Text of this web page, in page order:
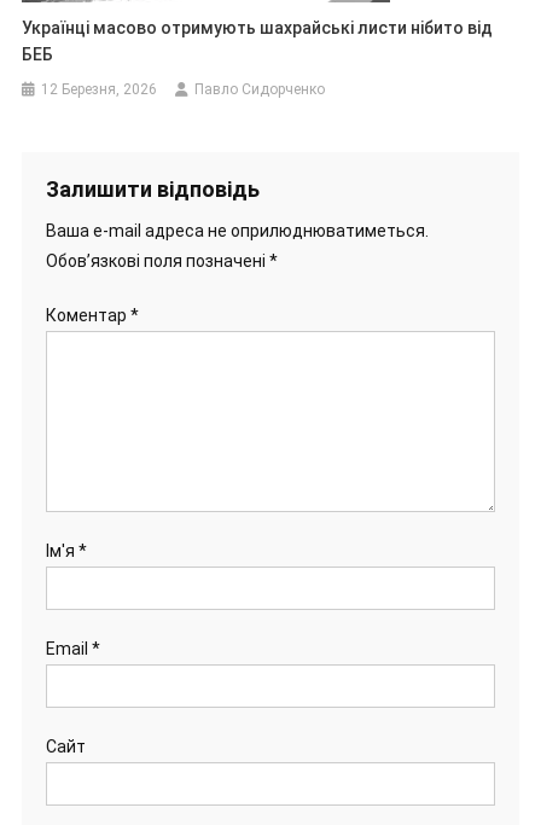
Українці масово отримують шахрайські листи нібито від
БЕБ
12 Березня, 2026 Павло Сидорченко
Залишити відповідь
Ваша e-mail адреса не оприлюднюватиметься.
Обов’язкові поля позначені *
Коментар *
Ім'я *
Email *
Сайт